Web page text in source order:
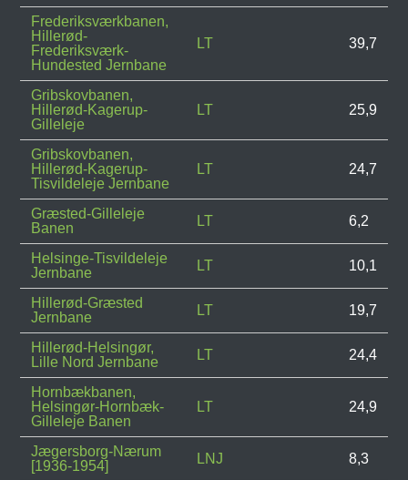
Frederiksværkbanen,
Hillerød-
Frederiksværk-
Hundested Jernbane
LT 39,7
Gribskovbanen,
Hillerød-Kagerup-
Gilleleje
LT 25,9
Gribskovbanen,
Hillerød-Kagerup-
Tisvildeleje Jernbane
LT 24,7
Græsted-Gilleleje
Banen
LT 6,2
Helsinge-Tisvildeleje
Jernbane
LT 10,1
Hillerød-Græsted
Jernbane
LT 19,7
Hillerød-Helsingør,
Lille Nord Jernbane
LT 24,4
Hornbækbanen,
Helsingør-Hornbæk-
Gilleleje Banen
LT 24,9
Jægersborg-Nærum
[1936-1954]
LNJ 8,3